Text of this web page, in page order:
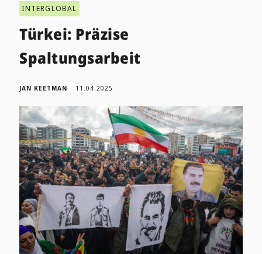
INTERGLOBAL
Türkei: Präzise
Spaltungsarbeit
JAN KEETMAN 11.04.2025